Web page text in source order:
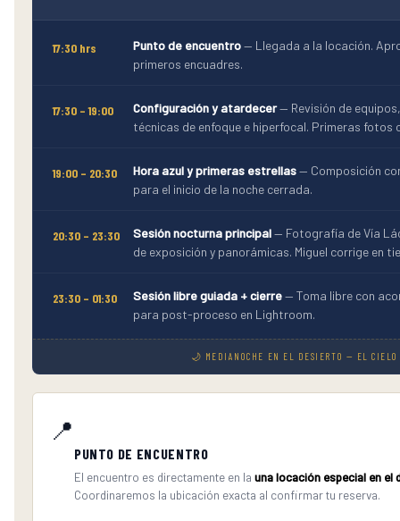
17:30 hrs Punto de encuentro— Llegada a la locación.
primeros encuadres.
17:30 – 19:00 Configuración y atardecer— Revisión de
técnicas de enfoque e hiperfocal. Primeras fotos
19:00 – 20:30 Hora azul y primeras estrellas— Composición
para el inicio de la noche cerrada.
20:30 – 23:30 Sesión nocturna principal— Fotografía de Vía
de exposición y panorámicas. Miguel corrige en
23:30 – 01:30 Sesión libre guiada + cierre— Toma libre con
para post-proceso en Lightroom.
🌙 MEDIANOCHE EN EL DESIERTO — EL CIELO
📍
PUNTO DE ENCUENTRO
El encuentro es directamente en la una locación especial en
Coordinaremos la ubicación exacta al confirmar tu reserva.